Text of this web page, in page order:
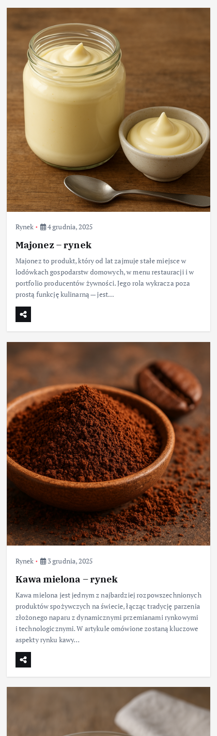
Rynek 4 grudnia, 2025
Majonez – rynek
Majonez to produkt, który od lat zajmuje stałe miejsce w
lodówkach gospodarstw domowych, w menu restauracji i w
portfolio producentów żywności. Jego rola wykracza poza
prostą funkcję kulinarną — jest…
Rynek 3 grudnia, 2025
Kawa mielona – rynek
Kawa mielona jest jednym z najbardziej rozpowszechnionych
produktów spożywczych na świecie, łącząc tradycję parzenia
złożonego naparu z dynamicznymi przemianami rynkowymi
i technologicznymi. W artykule omówione zostaną kluczowe
aspekty rynku kawy…